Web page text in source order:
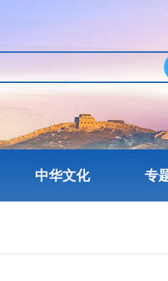
中华文化 专